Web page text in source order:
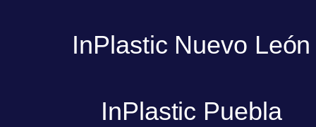
InPlastic Nuevo León
InPlastic Puebla